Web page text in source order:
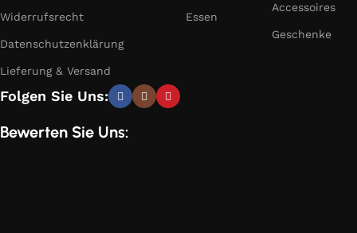
Widerrufsrecht
Datenschutzenklärung
Lieferung & Versand
Essen
Accessoires
Geschenke
Folgen Sie Uns:
Bewerten Sie Uns: